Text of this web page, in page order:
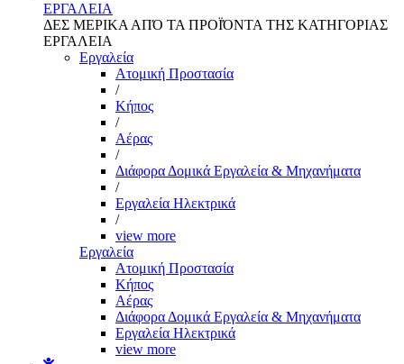
ΕΡΓΑΛΕΙΑ
ΔΕΣ ΜΕΡΙΚΑ ΑΠΌ ΤΑ ΠΡΟΪΌΝΤΑ ΤΗΣ ΚΑΤΗΓΟΡΙΑΣ
ΕΡΓΑΛΕΙΑ
Εργαλεία
Aτομική Προστασία
/
Kήπος
/
Αέρας
/
Διάφορα Δομικά Εργαλεία & Μηχανήματα
/
Εργαλεία Ηλεκτρικά
/
view more
Εργαλεία
Aτομική Προστασία
Kήπος
Αέρας
Διάφορα Δομικά Εργαλεία & Μηχανήματα
Εργαλεία Ηλεκτρικά
view more